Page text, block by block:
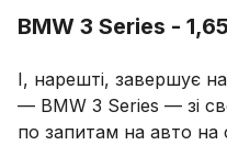
BMW 3 Series -
І, нарешті, завершує
— BMW 3 Series — зі
по запитам на авто на